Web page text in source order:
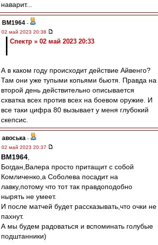
наварит...
BM1964 -
02 май 2023 20:38
Спектр » 02 май 2023 20:33
А в каком году происходит действие Айвенго?
Там они уже тупыми копьями бьютя. Правда на
второй день действительно описывается
схватка всех против всех на боевом оружие. И
все таки цифра 80 вызывает у меня глубокий
скепсис.
авоська -
02 май 2023 20:37
BM1964
Богдан,Валера просто притащит с собой
Комличенко,а Соболева посадит на
лавку,потому что тот так правдоподобно
нырять не умеет.
И после матчей будет рассказывать,что очки не
пахнут.
А мы будем радоваться и вспоминать голубые
подштанники)